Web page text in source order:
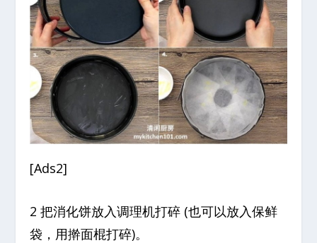
[Ads2]
2 把消化饼放入调理机打碎 (也可以放入保鲜
袋，用擀面棍打碎)。